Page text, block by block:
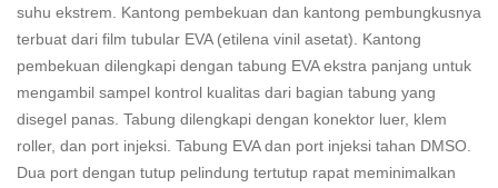
suhu ekstrem. Kantong pembekuan dan kantong pembungkusnya
terbuat dari film tubular EVA (etilena vinil asetat). Kantong
pembekuan dilengkapi dengan tabung EVA ekstra panjang untuk
mengambil sampel kontrol kualitas dari bagian tabung yang
disegel panas. Tabung dilengkapi dengan konektor luer, klem
roller, dan port injeksi. Tabung EVA dan port injeksi tahan DMSO.
Dua port dengan tutup pelindung tertutup rapat meminimalkan